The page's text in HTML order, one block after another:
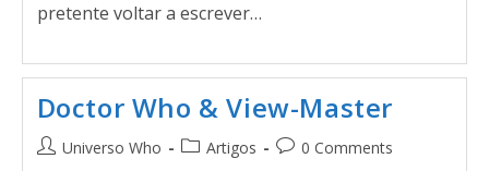
pretente voltar a escrever…
Doctor Who & View-Master
Universo Who Artigos 0 Comments